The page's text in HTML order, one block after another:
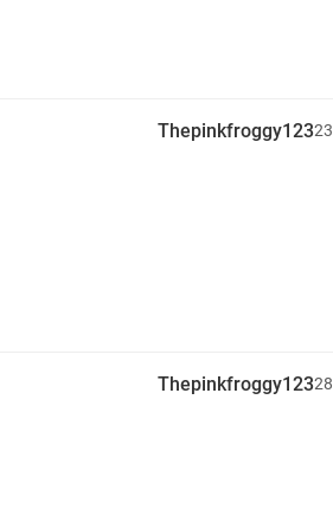
Thepinkfroggy12323
Thepinkfroggy12328